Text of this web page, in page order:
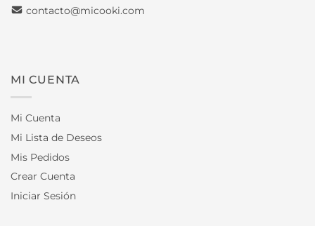
contacto@micooki.com
MI CUENTA
Mi Cuenta
Mi Lista de Deseos
Mis Pedidos
Crear Cuenta
Iniciar Sesión